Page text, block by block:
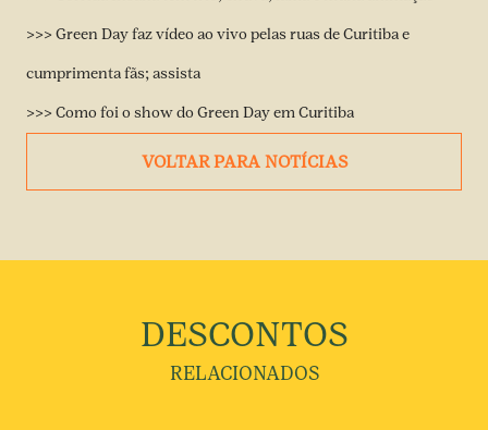
>>> Green Day faz vídeo ao vivo pelas ruas de Curitiba e
cumprimenta fãs; assista
>>> Como foi o show do Green Day em Curitiba
VOLTAR PARA NOTÍCIAS
DESCONTOS
RELACIONADOS